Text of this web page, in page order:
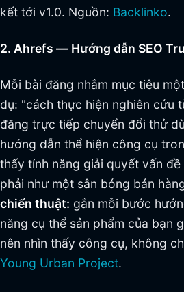
kết tới v1.0. Nguồn: Backlinko.
2. Ahrefs — Hướng dẫn SEO
Mỗi bài đăng nhắm mục tiêu
dụ: "cách thực hiện nghiên cứu
đăng trực tiếp chuyển đổi thử
hướng dẫn thể hiện công cụ
thấy tính năng giải quyết vấn
phải như một sân bóng bán
chiến thuật: gắn mỗi bước
năng cụ thể sản phẩm của bạn
nên nhìn thấy công cụ, không
Young Urban Project.